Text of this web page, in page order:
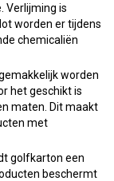
Verlijming is
worden er tijdens
chemicaliën
worden
het geschikt is
maten. Dit maakt
met
golfkarton een
beschermt